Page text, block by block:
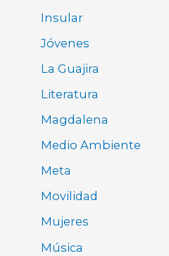
Insular
Jóvenes
La Guajira
Literatura
Magdalena
Medio Ambiente
Meta
Movilidad
Mujeres
Música